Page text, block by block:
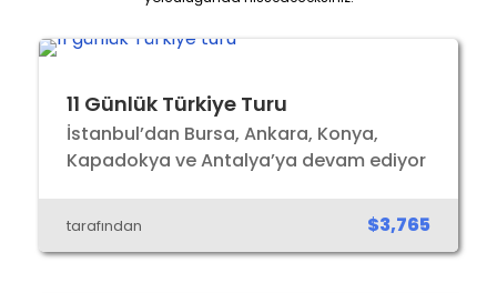
11 Günlük Türkiye Turu
İstanbul’dan Bursa, Ankara, Konya,
Kapadokya ve Antalya’ya devam ediyor
tarafından $3,765